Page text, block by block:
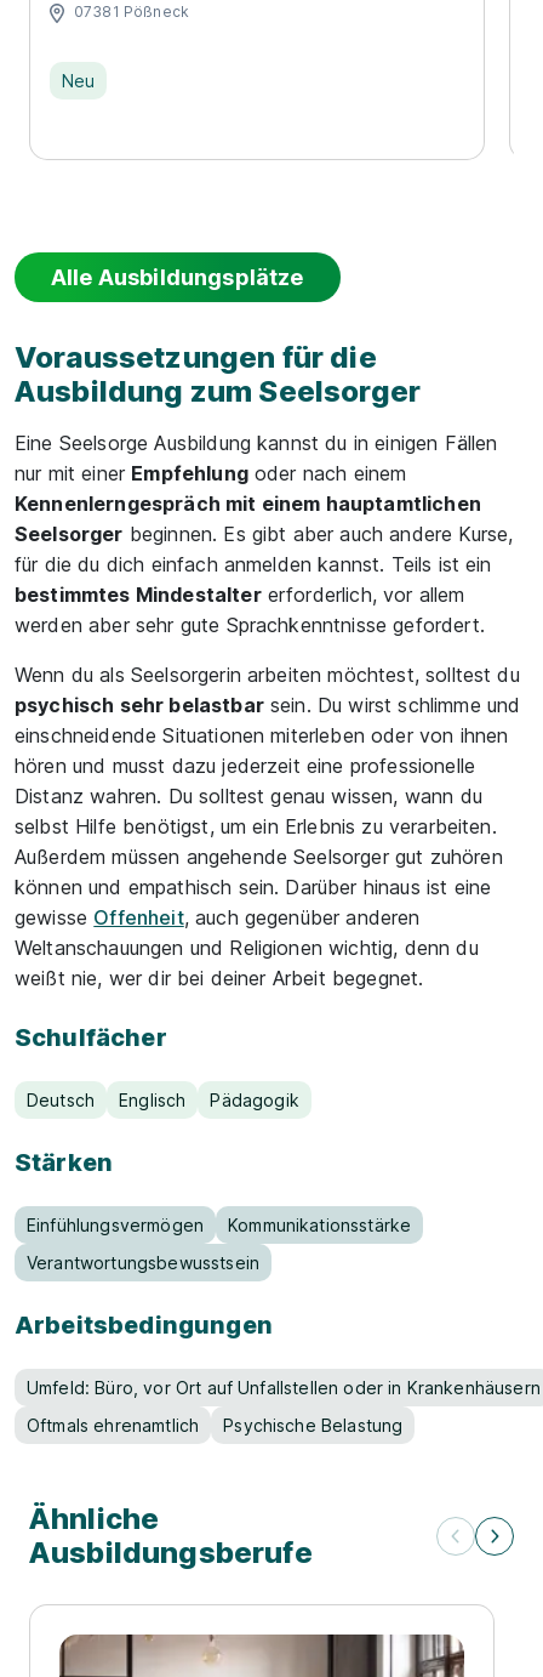
07381 Pößneck
Neu
Alle Ausbildungsplätze
Voraussetzungen für die
Ausbildung zum Seelsorger
Eine Seelsorge Ausbildung kannst du in einigen Fällen
nur mit einer Empfehlungoder nach einem
Kennenlerngespräch mit einem hauptamtlichen
Seelsorger beginnen. Es gibt aber auch andere Kurse,
für die du dich einfach anmelden kannst. Teils ist ein
bestimmtes Mindestaltererforderlich, vor allem
werden aber sehr gute Sprachkenntnisse gefordert.
Wenn du als Seelsorgerin arbeiten möchtest, solltest du
psychisch sehr belastbarsein. Du wirst schlimme und
einschneidende Situationen miterleben oder von ihnen
hören und musst dazu jederzeit eine professionelle
Distanz wahren. Du solltest genau wissen, wann du
selbst Hilfe benötigst, um ein Erlebnis zu verarbeiten.
Außerdem müssen angehende Seelsorger gut zuhören
können und empathisch sein. Darüber hinaus ist eine
gewisse Offenheit, auch gegenüber anderen
Weltanschauungen und Religionen wichtig, denn du
weißt nie, wer dir bei deiner Arbeit begegnet.
Schulfächer
Deutsch Englisch Pädagogik
Stärken
Einfühlungsvermögen
Kommunikationsstärke
Verantwortungsbewusstsein
Arbeitsbedingungen
Umfeld: Büro, vor Ort auf Unfallstellen oder in Krankenhäusern
Oftmals ehrenamtlich
Psychische Belastung
Ähnliche
Ausbildungsberufe